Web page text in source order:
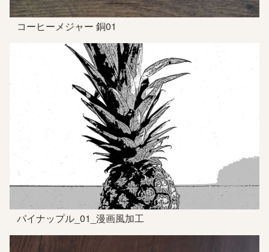
コーヒーメジャー 銅01
パイナップル_01_漫画風加工